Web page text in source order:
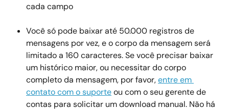
cada campo
Você só pode baixar até 50.000 registros de
mensagens por vez, e o corpo da mensagem será
limitado a 160 caracteres. Se você precisar baixar
um histórico maior, ou necessitar do corpo
completo da mensagem, por favor, entre em
contato com o suporte ou com o seu gerente de
contas para solicitar um download manual. Não há